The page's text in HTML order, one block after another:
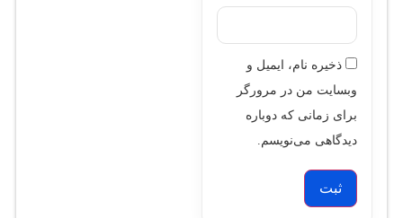
ذخیره نام، ایمیل و
وبسایت من در مرورگر
برای زمانی که دوباره
دیدگاهی می‌نویسم.